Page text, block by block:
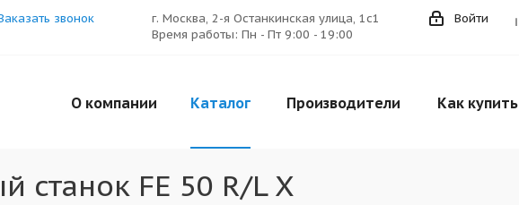
звонок
г. Москва, 2-я Останкинская улица, 1с1
Время работы: Пн - Пт 9:00 - 19:00
Войти
О компании Каталог Производители Как купить
станок FE 50 R/L X